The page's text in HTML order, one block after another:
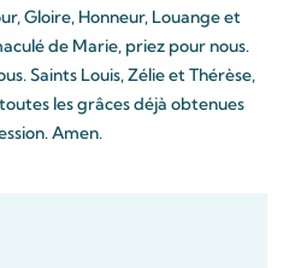
Gloire, Honneur, Louange et
de Marie, priez pour nous.
Saints Louis, Zélie et Thérèse,
les grâces déjà obtenues
Amen.